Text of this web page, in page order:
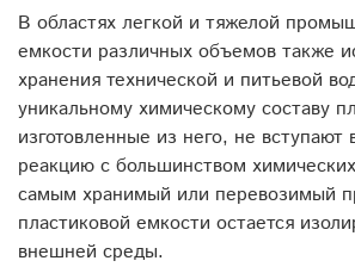
В областях легкой и тяжелой
емкости различных объемов также
хранения технической и питьевой
уникальному химическому составу
изготовленные из него, не вступают
реакцию с большинством
самым хранимый или перевозимый
пластиковой емкости остается
внешней среды.